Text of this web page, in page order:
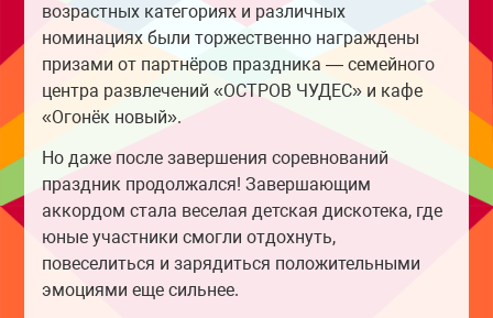
возрастных категориях и различных
номинациях были торжественно награждены
призами от партнёров праздника — семейного
центра развлечений «ОСТРОВ ЧУДЕС» и кафе
«Огонёк новый».
Но даже после завершения соревнований
праздник продолжался! Завершающим
аккордом стала веселая детская дискотека, где
юные участники смогли отдохнуть,
повеселиться и зарядиться положительными
эмоциями еще сильнее.